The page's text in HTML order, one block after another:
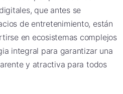
que antes se
de entretenimiento, están
en ecosistemas complejos
integral para garantizar una
y atractiva para todos